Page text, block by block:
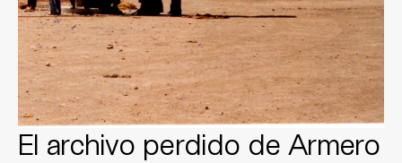
El archivo perdido de Armero